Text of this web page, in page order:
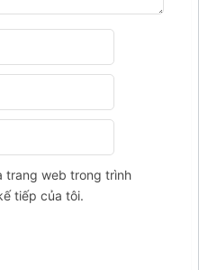
trang web trong trình
tiếp của tôi.